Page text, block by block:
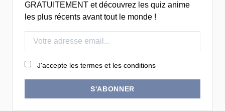
GRATUITEMENT et découvrez les quiz anime
les plus récents avant tout le monde !
J'accepte les termes et les conditions
S'ABONNER